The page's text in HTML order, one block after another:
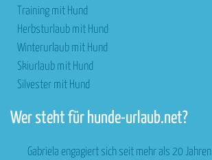
Training mit Hund
Herbsturlaub mit Hund
Winterurlaub mit Hund
Skiurlaub mit Hund
Silvester mit Hund
Wer steht für hunde-urlaub.net?
Gabriela engagiert sich seit mehr als 20 Jahren